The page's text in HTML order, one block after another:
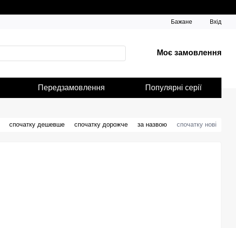
Бажане Вхід
Моє замовлення
Передзамовлення Популярні серії
спочатку дешевше спочатку дорожче за назвою спочатку нові